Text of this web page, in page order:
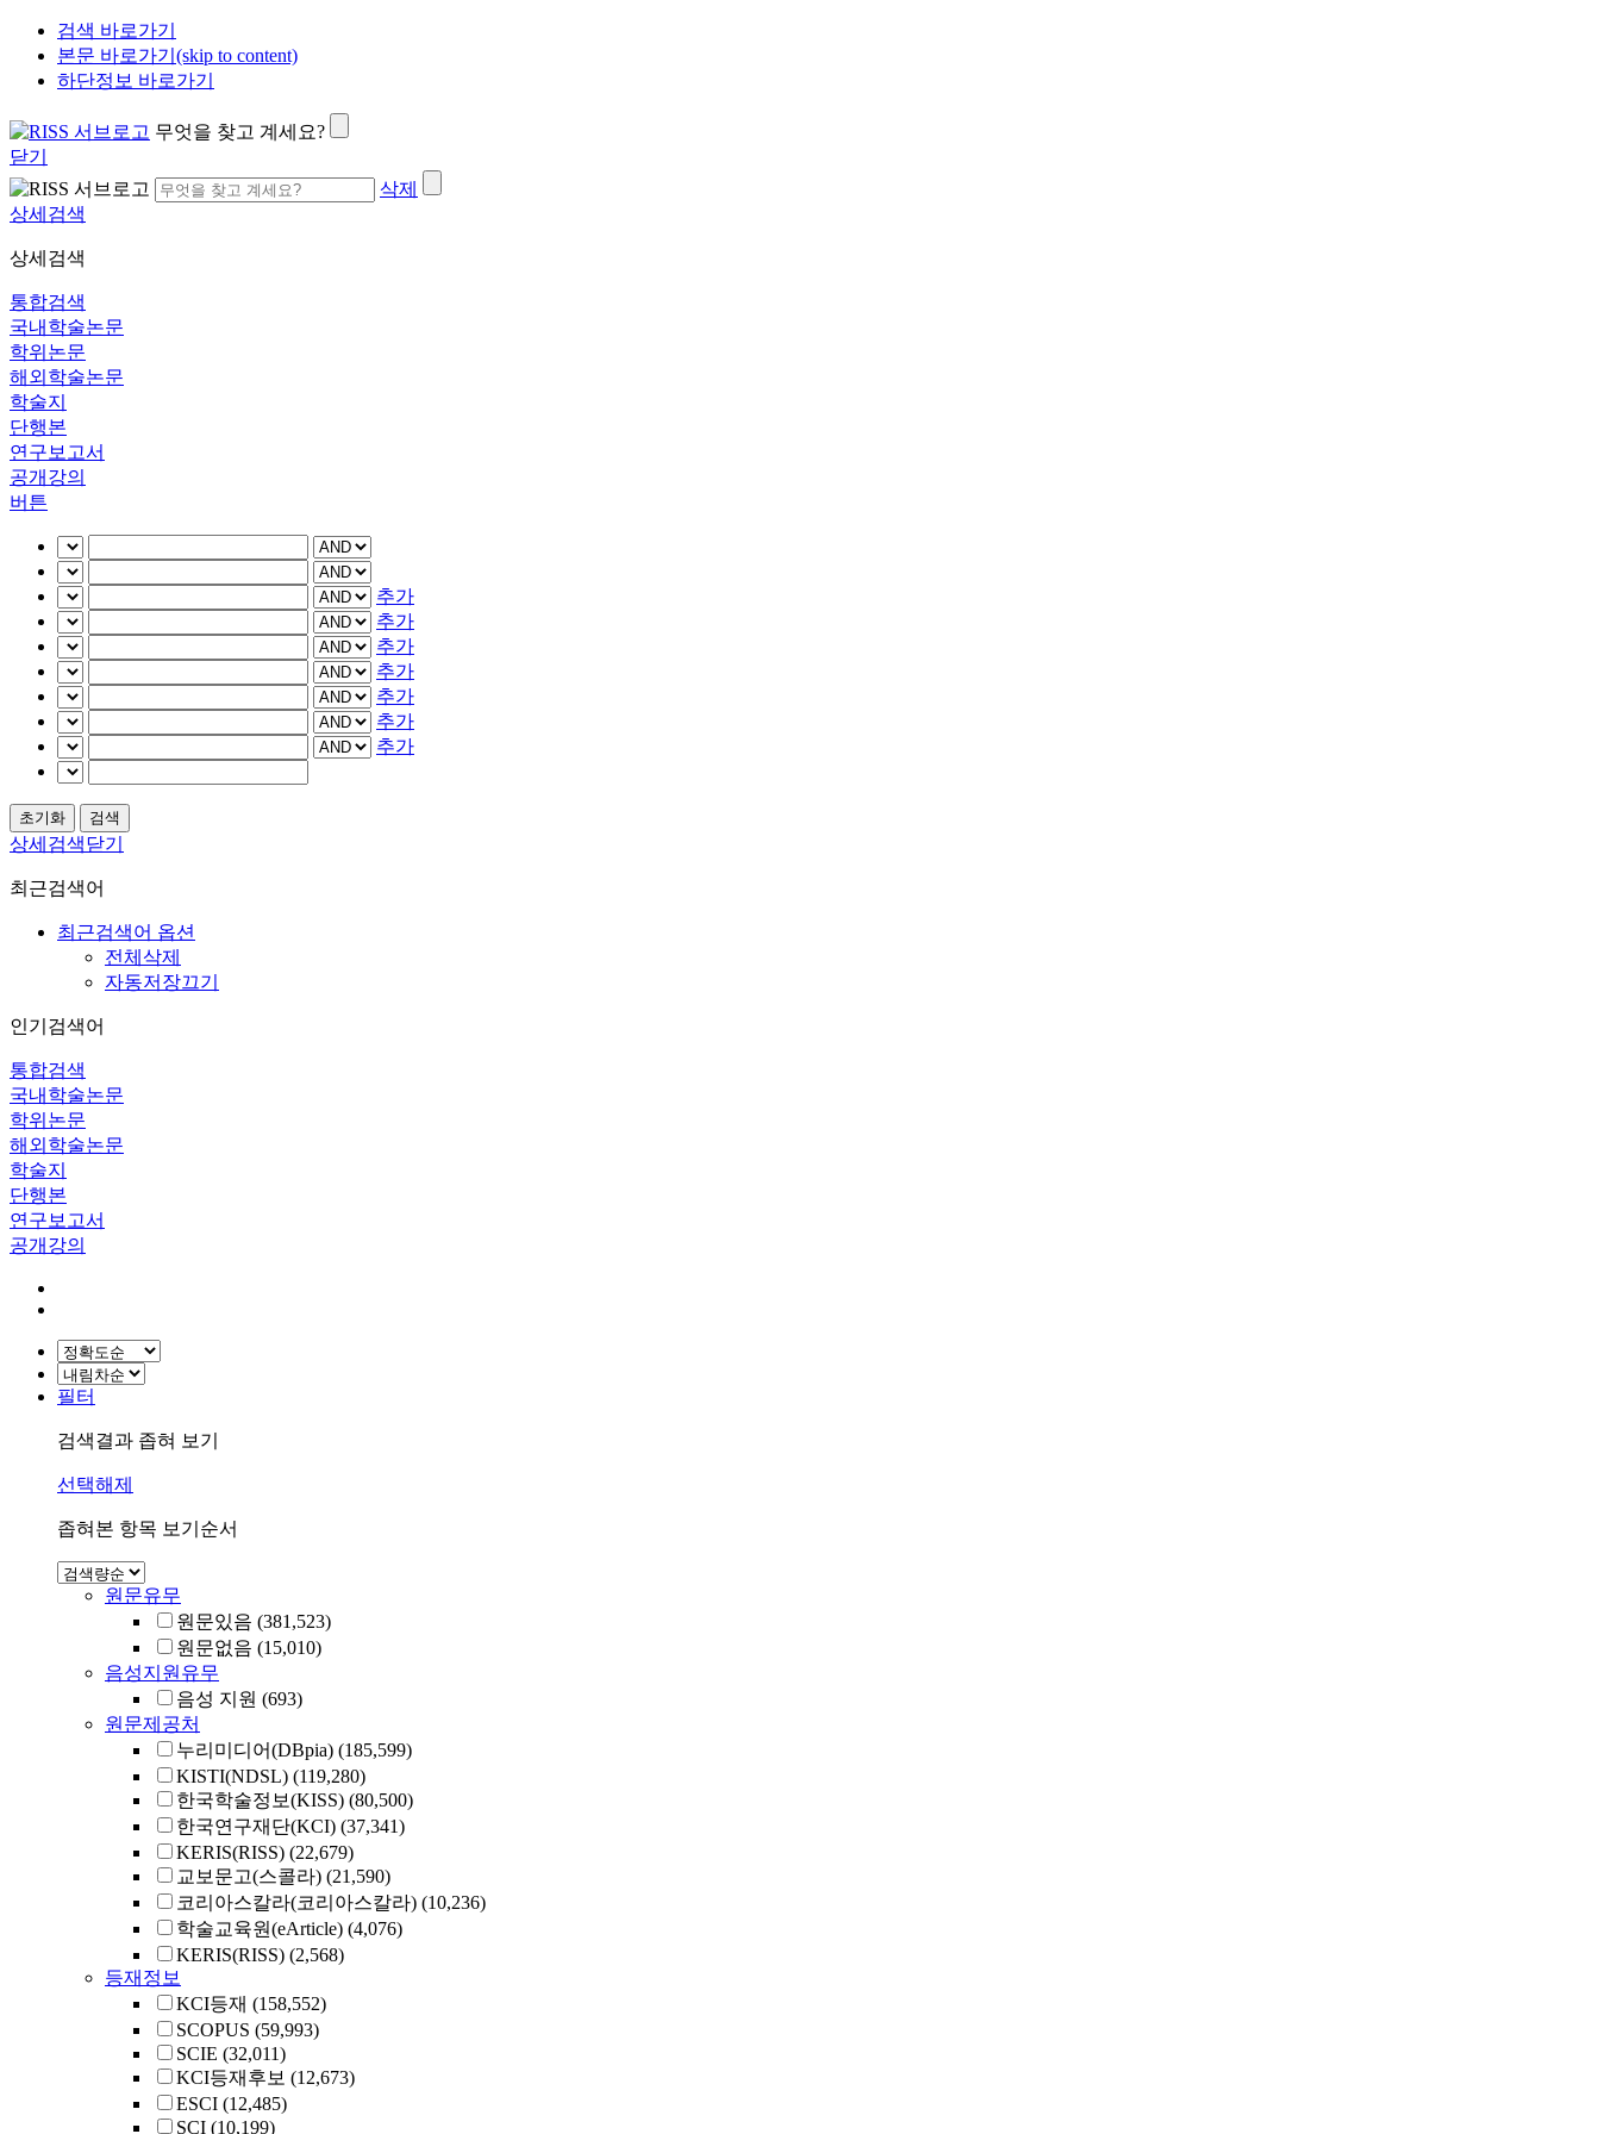
검색 바로가기
본문 바로가기(skip to content)
하단정보 바로가기
무엇을 찾고 계세요?
닫기
삭제
상세검색
상세검색
통합검색
국내학술논문
학위논문
해외학술논문
학술지
단행본
연구보고서
공개강의
버튼
추가
추가
추가
추가
추가
추가
추가
상세검색닫기
최근검색어
최근검색어 옵션
전체삭제
자동저장끄기
인기검색어
통합검색
국내학술논문
학위논문
해외학술논문
학술지
단행본
연구보고서
공개강의
필터
검색결과 좁혀 보기
선택해제
좁혀본 항목 보기순서
원문유무
원문있음 (381,523)
원문없음 (15,010)
음성지원유무
음성 지원 (693)
원문제공처
누리미디어(DBpia) (185,599)
KISTI(NDSL) (119,280)
한국학술정보(KISS) (80,500)
한국연구재단(KCI) (37,341)
KERIS(RISS) (22,679)
교보문고(스콜라) (21,590)
코리아스칼라(코리아스칼라) (10,236)
학술교육원(eArticle) (4,076)
KERIS(RISS) (2,568)
등재정보
KCI등재 (158,552)
SCOPUS (59,993)
SCIE (32,011)
KCI등재후보 (12,673)
ESCI (12,485)
SCI (10,199)